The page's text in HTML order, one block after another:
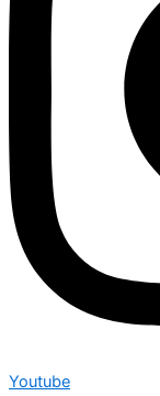
Youtube